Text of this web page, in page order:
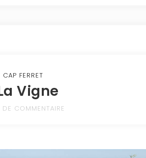
FERRET
Vigne
DE COMMENTAIRE